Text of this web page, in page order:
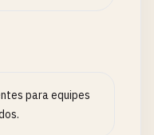
para equipes